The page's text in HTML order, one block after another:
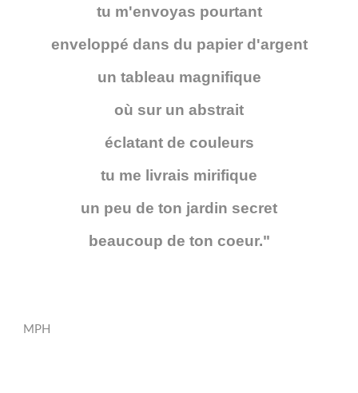
tu m'envoyas pourtant
enveloppé dans du papier d'argent
un tableau magnifique
où sur un abstrait
éclatant de couleurs
tu me livrais mirifique
un peu de ton jardin secret
beaucoup de ton coeur."
MPH